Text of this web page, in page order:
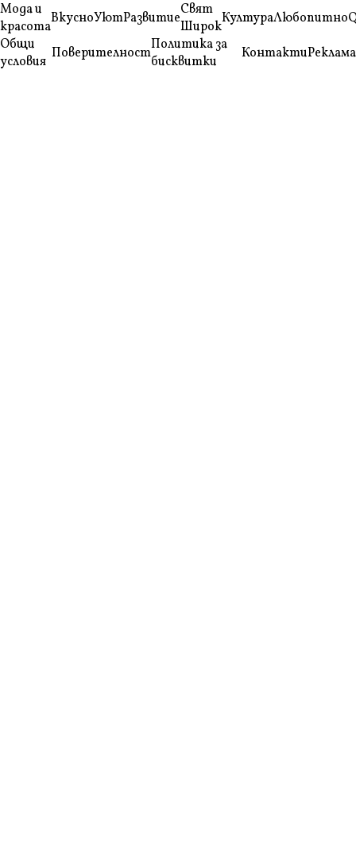
Мода и
красотаВкусноУютРазвитиеСвят
ШирокКултураЛюбопитно
Общи
условия ПоверителностПолитика за
бисквитки
КонтактиРеклама